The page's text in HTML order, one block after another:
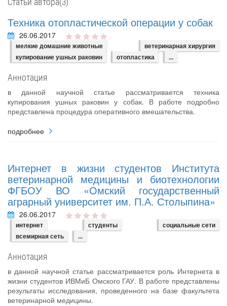
Техника отопластической операции у собак
26.06.2017
мелкие домашние животные
ветеринарная хирургия
купирование ушных раковин
отопластика ...
Аннотация
в данной научной статье рассматривается техника
купирования ушных раковин у собак. В работе подробно
представлена процедура оперативного вмешательства.
подробнее
Интернет в жизни студентов Института
ветеринарной медицины и биотехнологии
ФГБОУ ВО «Омский государственный
аграрный университет им. П.А. Столыпина»
26.06.2017
интернет студенты
социальные сети
всемирная сеть
...
Аннотация
в данной научной статье рассматривается роль Интернета в
жизни студентов ИВМиБ Омского ГАУ. В работе представлены
результаты исследования, проведенного на базе факультета
ветеринарной медицины.